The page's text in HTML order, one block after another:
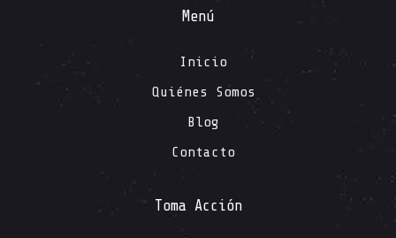
Menú
Inicio
Quiénes Somos
Blog
Contacto
Toma Acción